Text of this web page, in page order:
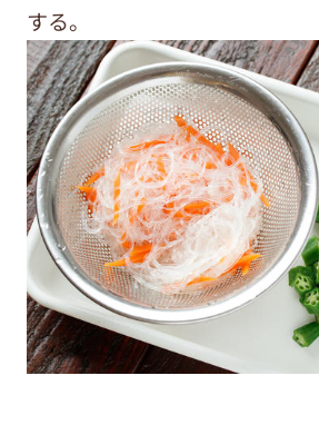
する。